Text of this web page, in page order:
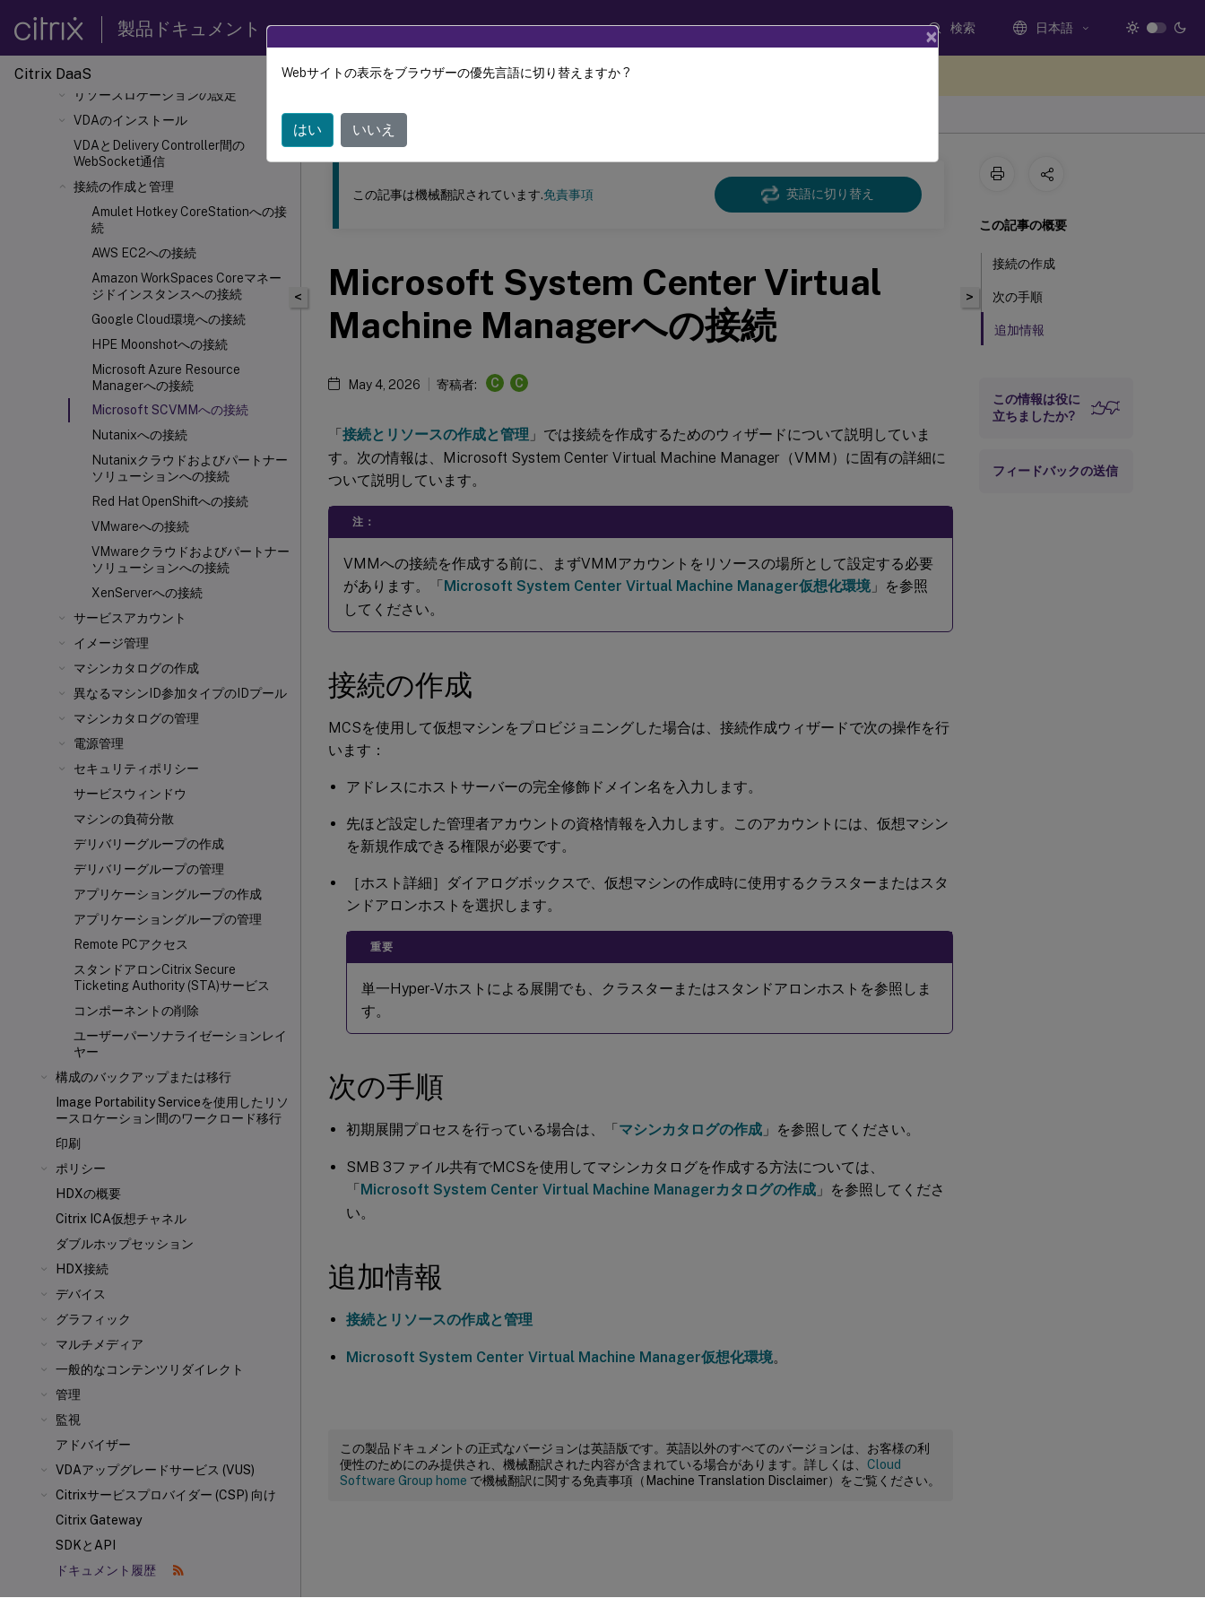
製品ドキュメント 検索 日本語
Citrix DaaS
DaaSスタートガイドの使用
マシンID
セッション認証
リソースロケーションの設定
VDAのインストール
VDAとDelivery Controller間の
WebSocket通信
接続の作成と管理
Amulet Hotkey CoreStationへの接
続
AWS EC2への接続
Amazon WorkSpaces Coreマネー
ジドインスタンスへの接続
Google Cloud環境への接続
HPE Moonshotへの接続
Microsoft Azure Resource
Managerへの接続
Microsoft SCVMMへの接続
Nutanixへの接続
Nutanixクラウドおよびパートナー
ソリューションへの接続
Red Hat OpenShiftへの接続
VMwareへの接続
VMwareクラウドおよびパートナー
ソリューションへの接続
XenServerへの接続
サービスアカウント
イメージ管理
マシンカタログの作成
異なるマシンID参加タイプのIDプール
マシンカタログの管理
電源管理
セキュリティポリシー
サービスウィンドウ
マシンの負荷分散
デリバリーグループの作成
デリバリーグループの管理
アプリケーショングループの作成
アプリケーショングループの管理
Remote PCアクセス
スタンドアロンCitrix Secure
Ticketing Authority (STA)サービス
コンポーネントの削除
ユーザーパーソナライゼーションレイ
ヤー
構成のバックアップまたは移行
Image Portability Serviceを使用したリソ
ースロケーション間のワークロード移行
印刷
ポリシー
HDXの概要
Citrix ICA仮想チャネル
ダブルホップセッション
HDX接続
デバイス
グラフィック
マルチメディア
一般的なコンテンツリダイレクト
管理
監視
アドバイザー
VDAアップグレードサービス (VUS)
Citrixサービスプロバイダー (CSP) 向け
Citrix Gateway
SDKとAPI
ドキュメント履歴
このコンテンツは動的に機械翻訳されています。
Citrix DaaS
<
この記事は機械翻訳されています.免責事項 英語に切り替え
Microsoft System Center Virtual
Machine Managerへの接続
May 4, 2026 寄稿者: C C
「接続とリソースの作成と管理 」では接続を作成するためのウィザードについて説明していま
す。次の情報は、Microsoft System Center Virtual Machine Manager（VMM）に固有の詳細に
ついて説明しています。
注：
VMMへの接続を作成する前に、まずVMMアカウントをリソースの場所として設定する必要
があります。「Microsoft System Center Virtual Machine Manager仮想化環境」を参照
してください。
接続の作成
MCSを使用して仮想マシンをプロビジョニングした場合は、接続作成ウィザードで次の操作を行
います：
アドレスにホストサーバーの完全修飾ドメイン名を入力します。
先ほど設定した管理者アカウントの資格情報を入力します。このアカウントには、仮想マシン
を新規作成できる権限が必要です。
［ホスト詳細］ダイアログボックスで、仮想マシンの作成時に使用するクラスターまたはスタ
ンドアロンホストを選択します。
重要
単一Hyper-Vホストによる展開でも、クラスターまたはスタンドアロンホストを参照しま
す。
次の手順
初期展開プロセスを行っている場合は、「マシンカタログの作成 」を参照してください。
SMB 3ファイル共有でMCSを使用してマシンカタログを作成する方法については、
「Microsoft System Center Virtual Machine Managerカタログの作成 」を参照してくださ
い。
追加情報
接続とリソースの作成と管理
Microsoft System Center Virtual Machine Manager仮想化環境。
この製品ドキュメントの正式なバージョンは英語版です。英語以外のすべてのバージョンは、お客様の利
便性のためにのみ提供され、機械翻訳された内容が含まれている場合があります。詳しくは、 Cloud
Software Group home で機械翻訳に関する免責事項（Machine Translation Disclaimer）をご覧ください。
>
この記事の概要
接続の作成
次の手順
追加情報
この情報は役に
立ちましたか?
フィードバックの送信
×
Webサイトの表示をブラウザーの優先言語に切り替えますか ?
はい いいえ